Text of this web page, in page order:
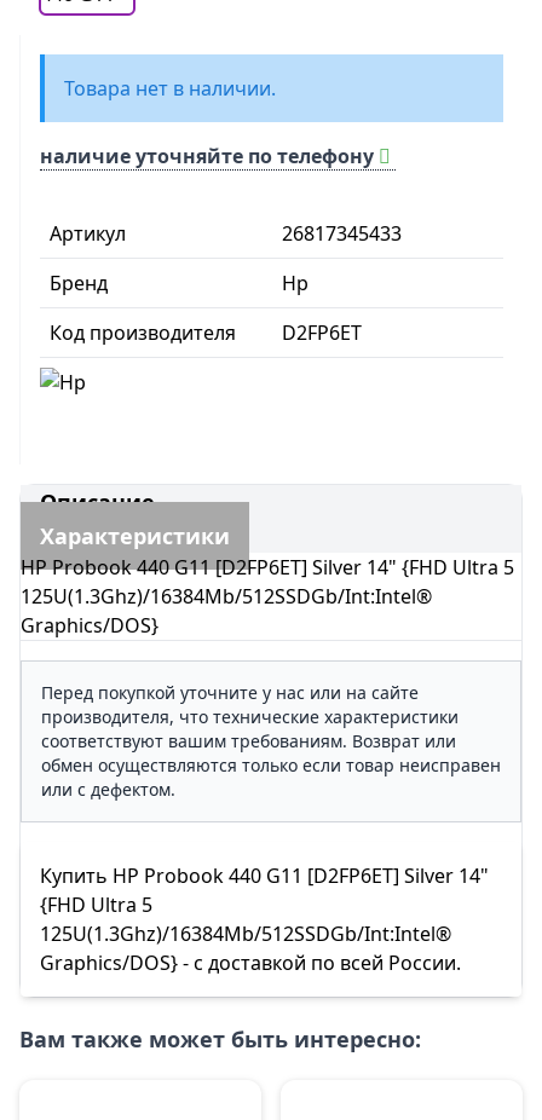
Артикул
26817345433
Бренд
Hp
Код производителя
D2FP6ET
Товара нет в наличии.
наличие уточняйте по телефону
Описание
Характеристики
HP Probook 440 G11 [D2FP6ET] Silver 14" {FHD Ultra 5
125U(1.3Ghz)/16384Mb/512SSDGb/Int:Intel®
Graphics/DOS}
Перед покупкой уточните у нас или на сайте
производителя, что технические характеристики
соответствуют вашим требованиям. Возврат или
обмен осуществляются только если товар неисправен
или с дефектом.
Купить HP Probook 440 G11 [D2FP6ET] Silver 14"
{FHD Ultra 5
125U(1.3Ghz)/16384Mb/512SSDGb/Int:Intel®
Graphics/DOS} - с доставкой по всей России.
Вам также может быть интересно: